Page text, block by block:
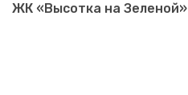
ЖК «Высотка на Зеленой»